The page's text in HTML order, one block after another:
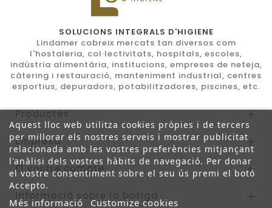
SOLUCIONS INTEGRALS D'HIGIENE
Lindamer cobreix mercats tan diversos com
l'hostaleria, col·lectivitats, hospitals, escoles,
indústria alimentària, institucions, empreses de neteja,
càtering i restauració, manteniment industrial, centres
esportius, depuradors, potabilitzadores, piscines, etc.
Productes
Empresa 
El vostre compte 
Informació sobre la botiga
Aquest lloc web utilitza cookies pròpies i de tercers
per millorar els nostres serveis i mostrar publicitat
relacionada amb les vostres preferències mitjançant
l'anàlisi dels vostres hàbits de navegació. Per donar
el vostre consentiment sobre el seu ús premi el botó
Accepto.
Més informació Customize cookies